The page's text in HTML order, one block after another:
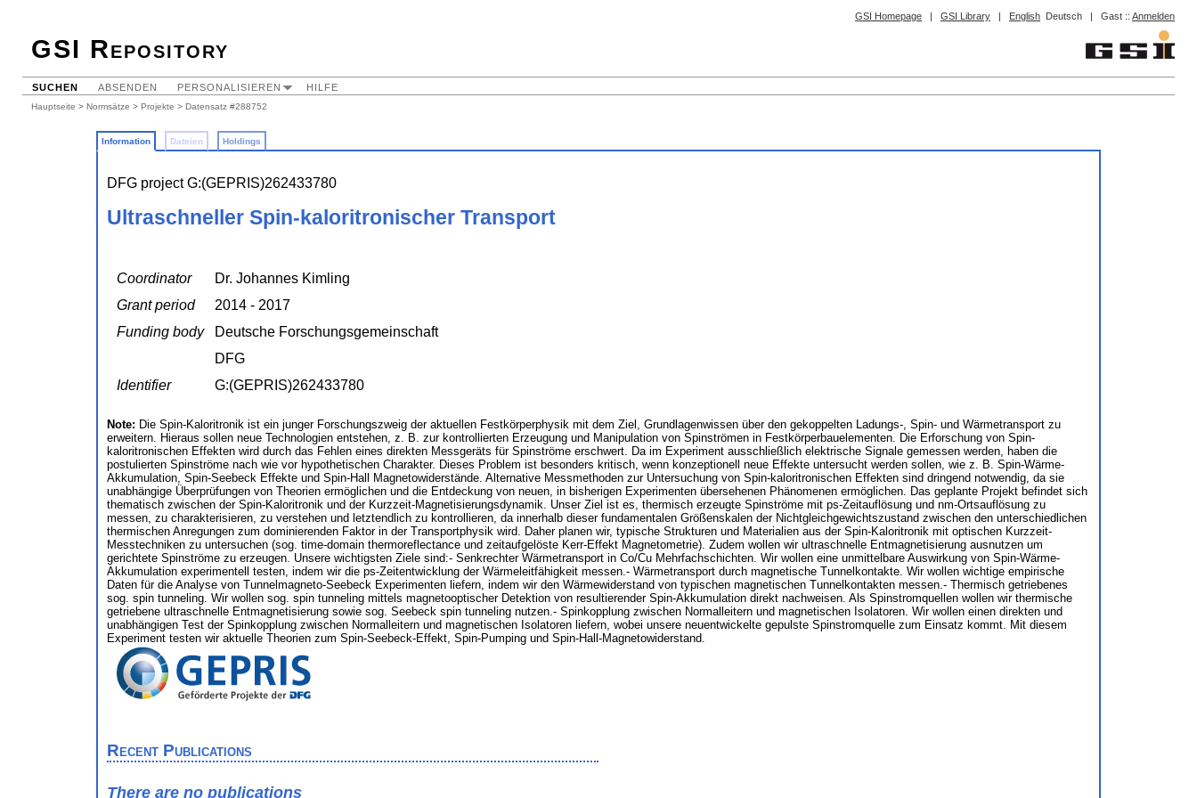
GSI Homepage | GSI Library | English Deutsch | Gast :: Anmelden
GSI Repository
SUCHEN ABSENDEN PERSONALISIEREN HILFE
Hauptseite > Normsätze > Projekte > Datensatz #288752
Information Dateien Holdings
DFG project G:(GEPRIS)262433780
Ultraschneller Spin-kaloritronischer Transport
Coordinator
Dr. Johannes Kimling
Grant period
2014 - 2017
Funding body
Deutsche Forschungsgemeinschaft
DFG
Identifier
G:(GEPRIS)262433780
Note: Die Spin-Kaloritronik ist ein junger Forschungszweig der aktuellen Festkörperphysik mit dem Ziel, Grundlagenwissen über den gekoppelten Ladungs-, Spin- und Wärmetransport zu
erweitern. Hieraus sollen neue Technologien entstehen, z. B. zur kontrollierten Erzeugung und Manipulation von Spinströmen in Festkörperbauelementen. Die Erforschung von Spin-
kaloritronischen Effekten wird durch das Fehlen eines direkten Messgeräts für Spinströme erschwert. Da im Experiment ausschließlich elektrische Signale gemessen werden, haben die
postulierten Spinströme nach wie vor hypothetischen Charakter. Dieses Problem ist besonders kritisch, wenn konzeptionell neue Effekte untersucht werden sollen, wie z. B. Spin-Wärme-
Akkumulation, Spin-Seebeck Effekte und Spin-Hall Magnetowiderstände. Alternative Messmethoden zur Untersuchung von Spin-kaloritronischen Effekten sind dringend notwendig, da sie
unabhängige Überprüfungen von Theorien ermöglichen und die Entdeckung von neuen, in bisherigen Experimenten übersehenen Phänomenen ermöglichen. Das geplante Projekt befindet sich
thematisch zwischen der Spin-Kaloritronik und der Kurzzeit-Magnetisierungsdynamik. Unser Ziel ist es, thermisch erzeugte Spinströme mit ps-Zeitauflösung und nm-Ortsauflösung zu
messen, zu charakterisieren, zu verstehen und letztendlich zu kontrollieren, da innerhalb dieser fundamentalen Größenskalen der Nichtgleichgewichtszustand zwischen den unterschiedlichen
thermischen Anregungen zum dominierenden Faktor in der Transportphysik wird. Daher planen wir, typische Strukturen und Materialien aus der Spin-Kaloritronik mit optischen Kurzzeit-
Messtechniken zu untersuchen (sog. time-domain thermoreflectance und zeitaufgelöste Kerr-Effekt Magnetometrie). Zudem wollen wir ultraschnelle Entmagnetisierung ausnutzen um
gerichtete Spinströme zu erzeugen. Unsere wichtigsten Ziele sind:- Senkrechter Wärmetransport in Co/Cu Mehrfachschichten. Wir wollen eine unmittelbare Auswirkung von Spin-Wärme-
Akkumulation experimentell testen, indem wir die ps-Zeitentwicklung der Wärmeleitfähigkeit messen.- Wärmetransport durch magnetische Tunnelkontakte. Wir wollen wichtige empirische
Daten für die Analyse von Tunnelmagneto-Seebeck Experimenten liefern, indem wir den Wärmewiderstand von typischen magnetischen Tunnelkontakten messen.- Thermisch getriebenes
sog. spin tunneling. Wir wollen sog. spin tunneling mittels magnetooptischer Detektion von resultierender Spin-Akkumulation direkt nachweisen. Als Spinstromquellen wollen wir thermische
getriebene ultraschnelle Entmagnetisierung sowie sog. Seebeck spin tunneling nutzen.- Spinkopplung zwischen Normalleitern und magnetischen Isolatoren. Wir wollen einen direkten und
unabhängigen Test der Spinkopplung zwischen Normalleitern und magnetischen Isolatoren liefern, wobei unsere neuentwickelte gepulste Spinstromquelle zum Einsatz kommt. Mit diesem
Experiment testen wir aktuelle Theorien zum Spin-Seebeck-Effekt, Spin-Pumping und Spin-Hall-Magnetowiderstand.
Recent Publications
There are no publications